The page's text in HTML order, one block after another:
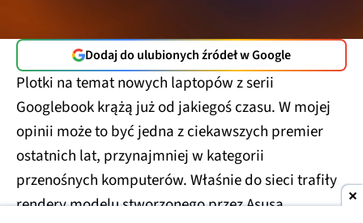
Dodaj do ulubionych źródeł w Google
Plotki na temat nowych laptopów z serii
Googlebook krążą już od jakiegoś czasu. W mojej
opinii może to być jedna z ciekawszych premier
ostatnich lat, przynajmniej w kategorii
przenośnych komputerów. Właśnie do sieci trafiły
rendery modelu stworzonego przez Asusa.